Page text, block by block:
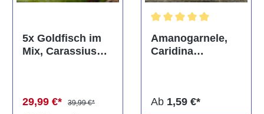
5x Goldfisch im
Mix, Carassius
29,99 €*
39,99 €*
Amanogarnele,
Caridina
Ab 1,59 €*